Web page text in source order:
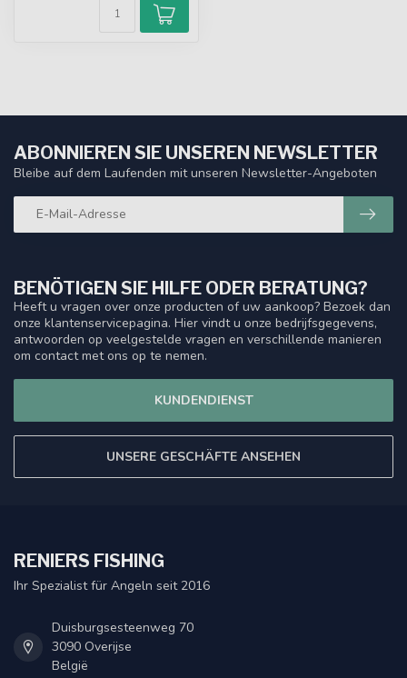
BENÖTIGEN SIE HILFE ODER BERATUNG?
Heeft u vragen over onze producten of uw aankoop? Bezoek dan
onze klantenservicepagina. Hier vindt u onze bedrijfsgegevens,
antwoorden op veelgestelde vragen en verschillende manieren
om contact met ons op te nemen.
KUNDENDIENST
UNSERE GESCHÄFTE ANSEHEN
ABONNIEREN SIE UNSEREN NEWSLETTER
Bleibe auf dem Laufenden mit unseren Newsletter-Angeboten
RENIERS FISHING
Ihr Spezialist für Angeln seit 2016
Duisburgsesteenweg 70
3090 Overijse
België